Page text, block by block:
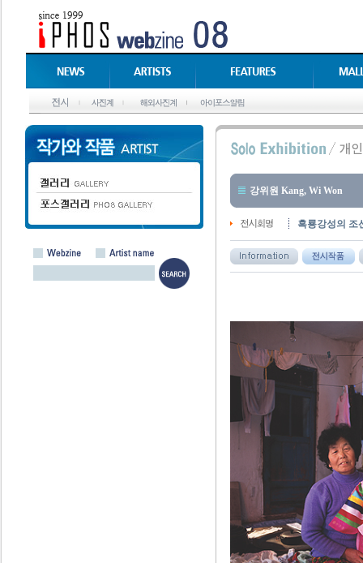
강위원 Kang, Wi Won
흑룡강성의 조